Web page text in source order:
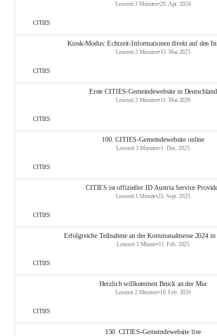
Lesezeit 3 Minuten•29. Apr. 2024
CITIES
Kiosk-Modus: Echtzeit-Informationen direkt auf den
Lesezeit 2 Minuten•13. Mai 2025
CITIES
Erste CITIES-Gemeindewebsite in Deutschland
Lesezeit 2 Minuten•11. Mai 2026
CITIES
100. CITIES-Gemeindewebsite online
Lesezeit 3 Minuten•1. Dez. 2025
CITIES
CITIES ist offizieller ID Austria Service
Lesezeit 1 Minute•25. Sept. 2025
CITIES
Erfolgreiche Teilnahme an der Kommunalmesse 2024
Lesezeit 1 Minute•11. Feb. 2025
CITIES
Herzlich willkommen Bruck an der Mur
Lesezeit 2 Minuten•10. Feb. 2026
CITIES
150. CITIES-Gemeindewebsite live